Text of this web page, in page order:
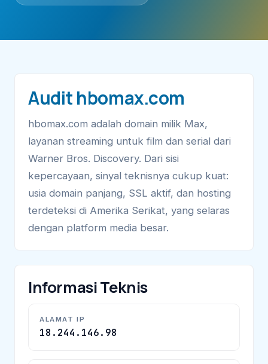
Audit hbomax.com
hbomax.com adalah domain milik Max,
layanan streaming untuk film dan serial dari
Warner Bros. Discovery. Dari sisi
kepercayaan, sinyal teknisnya cukup kuat:
usia domain panjang, SSL aktif, dan hosting
terdeteksi di Amerika Serikat, yang selaras
dengan platform media besar.
Informasi Teknis
ALAMAT IP
18.244.146.98